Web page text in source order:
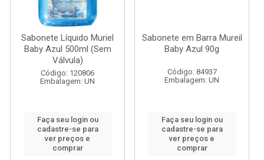
Sabonete Líquido Muriel
Baby Azul 500ml (Sem
Válvula)
Código: 120806
Embalagem: UN
Faça seu login ou
cadastre-se para
ver preços e
comprar
Sabonete em Barra Mureil
Baby Azul 90g
Código: 84937
Embalagem: UN
Faça seu login ou
cadastre-se para
ver preços e
comprar